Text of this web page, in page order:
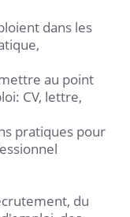
dans les
au point
CV, lettre,
pratiques pour
du